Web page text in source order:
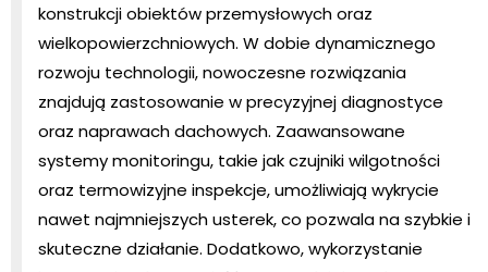
konstrukcji obiektów przemysłowych oraz
wielkopowierzchniowych. W dobie dynamicznego
rozwoju technologii, nowoczesne rozwiązania
znajdują zastosowanie w precyzyjnej diagnostyce
oraz naprawach dachowych. Zaawansowane
systemy monitoringu, takie jak czujniki wilgotności
oraz termowizyjne inspekcje, umożliwiają wykrycie
nawet najmniejszych usterek, co pozwala na szybkie i
skuteczne działanie. Dodatkowo, wykorzystanie